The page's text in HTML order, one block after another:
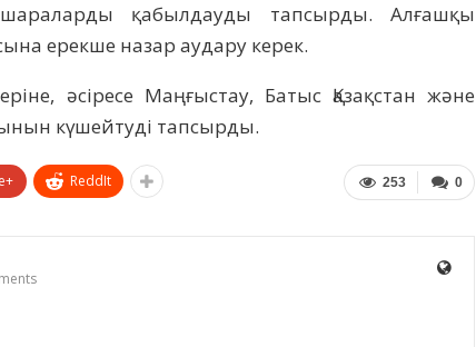
қабылдауды тапсырды. Алғашқы
ерекше назар аудару керек.
әсіресе Маңғыстау, Батыс Қазақстан және
күшейтуді тапсырды.
0
253
ReddIt